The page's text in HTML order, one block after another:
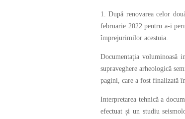
1. După renovarea celor
februarie 2022 pentru a-i
împrejurimilor acestuia.
Documentația voluminoasă
supraveghere arheologică
pagini, care a fost finalizată
Interpretarea tehnică a
efectuat și un studiu